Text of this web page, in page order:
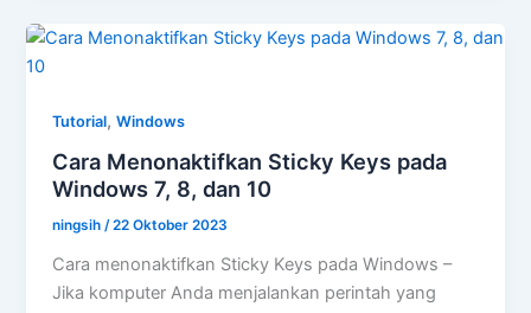
pada
dan
10
Tutorial,Windows
Cara Menonaktifkan Sticky Keys pada
Windows 7, 8, dan 10
ningsih/22 Oktober 2023
Cara menonaktifkan Sticky Keys pada Windows –
Jika komputer Anda menjalankan perintah yang